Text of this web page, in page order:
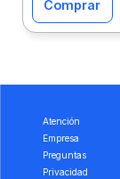
Comprar
Atención
Empresa
Preguntas
Privacidad